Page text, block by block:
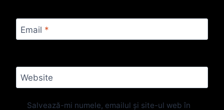
Email *
Website
Salvează-mi numele, emailul și site-ul web în